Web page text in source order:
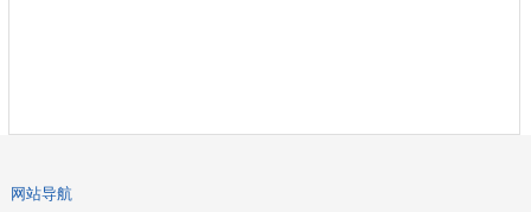
网站导航